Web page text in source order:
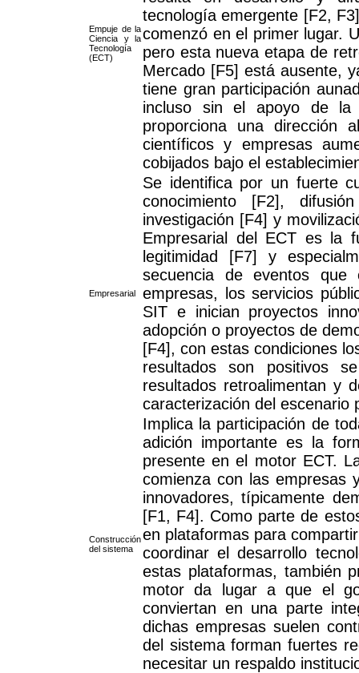
Empuje de la
Ciencia y la
Tecnología
(ECT)
tecnología emergente [F2,
comenzó en el primer lugar.
pero esta nueva etapa de
Mercado [F5] está ausente,
tiene gran participación
incluso sin el apoyo de la
proporciona una dirección
científicos y empresas
cobijados bajo el
Empresarial
Se identifica por un fuerte
conocimiento [F2],
investigación [F4] y
Empresarial del ECT es la
legitimidad [F7] y
secuencia de eventos
empresas, los servicios
SIT e inician proyectos
adopción o proyectos de
[F4], con estas condiciones
resultados son positivos
resultados retroalimentan y
caracterización del escenario
Construcción
del sistema
Implica la participación de
adición importante es la
presente en el motor ECT.
comienza con las empresas
innovadores, típicamente
[F1, F4]. Como parte de
en plataformas para
coordinar el desarrollo
estas plataformas, también
motor da lugar a que el
conviertan en una parte
dichas empresas suelen
del sistema forman fuertes
necesitar un respaldo